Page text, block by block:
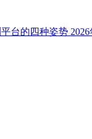
台的四种姿势